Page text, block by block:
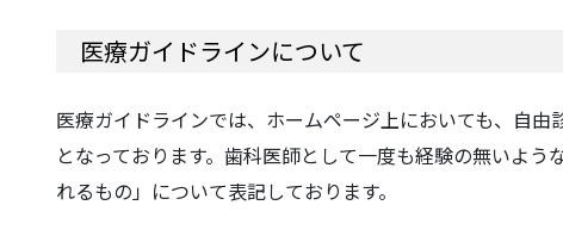
医療ガイドラインについて
医療ガイドラインでは、ホームページ上においても、自
となっております。歯科医師として一度も経験の無いよ
れるもの」について表記しております。